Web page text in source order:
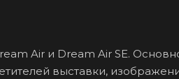
Air и Dream Air SE.
выставки,